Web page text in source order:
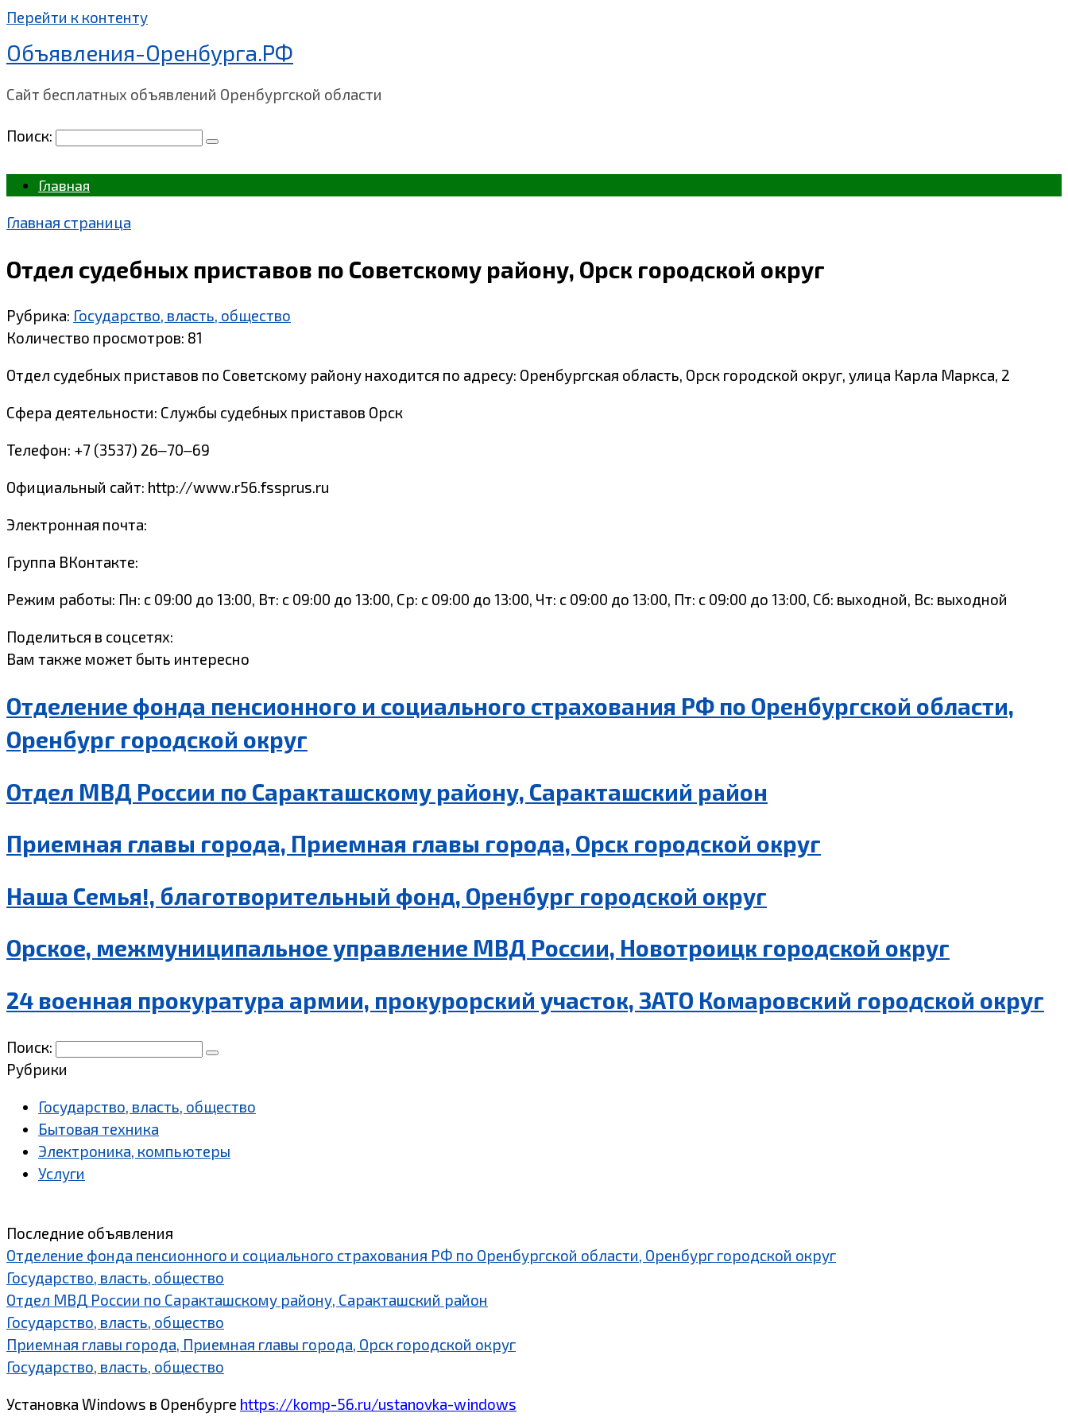
Перейти к контенту
Объявления-Оренбурга.РФ
Сайт бесплатных объявлений Оренбургской области
Поиск:
Главная
Главная страница
Отдел судебных приставов по Советскому району, Орск городской округ
Рубрика: Государство, власть, общество
Количество просмотров: 81
Отдел судебных приставов по Советскому району находится по адресу: Оренбургская область, Орск городской округ, улица Карла Маркса, 2
Сфера деятельности: Службы судебных приставов Орск
Телефон: +7 (3537) 26‒70‒69
Официальный сайт: http://www.r56.fssprus.ru
Электронная почта:
Группа ВКонтакте:
Режим работы: Пн: с 09:00 до 13:00, Вт: с 09:00 до 13:00, Ср: с 09:00 до 13:00, Чт: с 09:00 до 13:00, Пт: с 09:00 до 13:00, Сб: выходной, Вс: выходной
Поделиться в соцсетях:
Вам также может быть интересно
Отделение фонда пенсионного и социального страхования РФ по Оренбургской области,
Оренбург городской округ
Отдел МВД России по Саракташскому району, Саракташский район
Приемная главы города, Приемная главы города, Орск городской округ
Наша Семья!, благотворительный фонд, Оренбург городской округ
Орское, межмуниципальное управление МВД России, Новотроицк городской округ
24 военная прокуратура армии, прокурорский участок, ЗАТО Комаровский городской округ
Поиск:
Рубрики
Государство, власть, общество
Бытовая техника
Электроника, компьютеры
Услуги
Последние объявления
Отделение фонда пенсионного и социального страхования РФ по Оренбургской области, Оренбург городской округ
Государство, власть, общество
Отдел МВД России по Саракташскому району, Саракташский район
Государство, власть, общество
Приемная главы города, Приемная главы города, Орск городской округ
Государство, власть, общество
Установка Windows в Оренбурге https://komp-56.ru/ustanovka-windows